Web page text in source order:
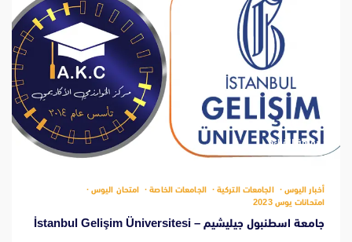
‫1 دقيقة للقراءة
أخبار اليوس الجامعات التركية الجامعات الخاصة
امتحان اليوس
امتحانات يوس 2023
جامعة اسطنبول جيليشيم – İstanbul Gelişim Üniversitesi